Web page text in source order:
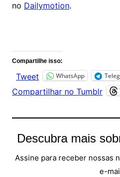
no Dailymotion.
Compartilhe isso:
Tweet WhatsApp
Compartilhar no Tumblr
Descubra mais
Assine para receber nossas
e-